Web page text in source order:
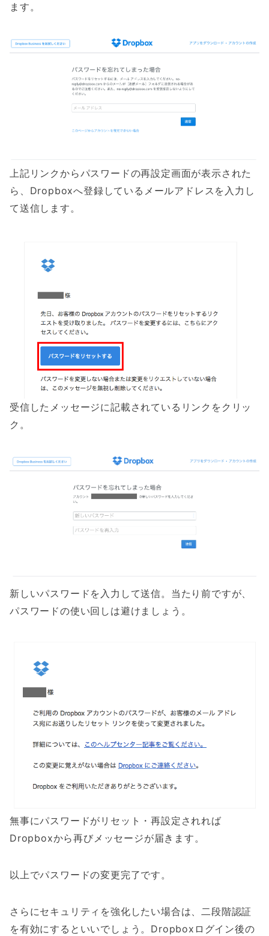
ます。
上記リンクからパスワードの再設定画面が表示された
ら、Dropboxへ登録しているメールアドレスを入力し
て送信します。
受信したメッセージに記載されているリンクをクリッ
ク。
新しいパスワードを入力して送信。当たり前ですが、
パスワードの使い回しは避けましょう。
無事にパスワードがリセット・再設定されれば
Dropboxから再びメッセージが届きます。
以上でパスワードの変更完了です。
さらにセキュリティを強化したい場合は、二段階認証
を有効にするといいでしょう。Dropboxログイン後の